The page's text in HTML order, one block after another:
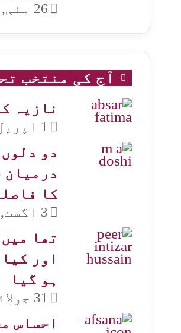
26 مئی, 2020
آج کی منتخب
نازیہ
1 اپریل, 2023
دو
درمیان
کا
3 اگست, 2026
تھا
اور
ہو گیا
31 جولائی, 2026
احساس